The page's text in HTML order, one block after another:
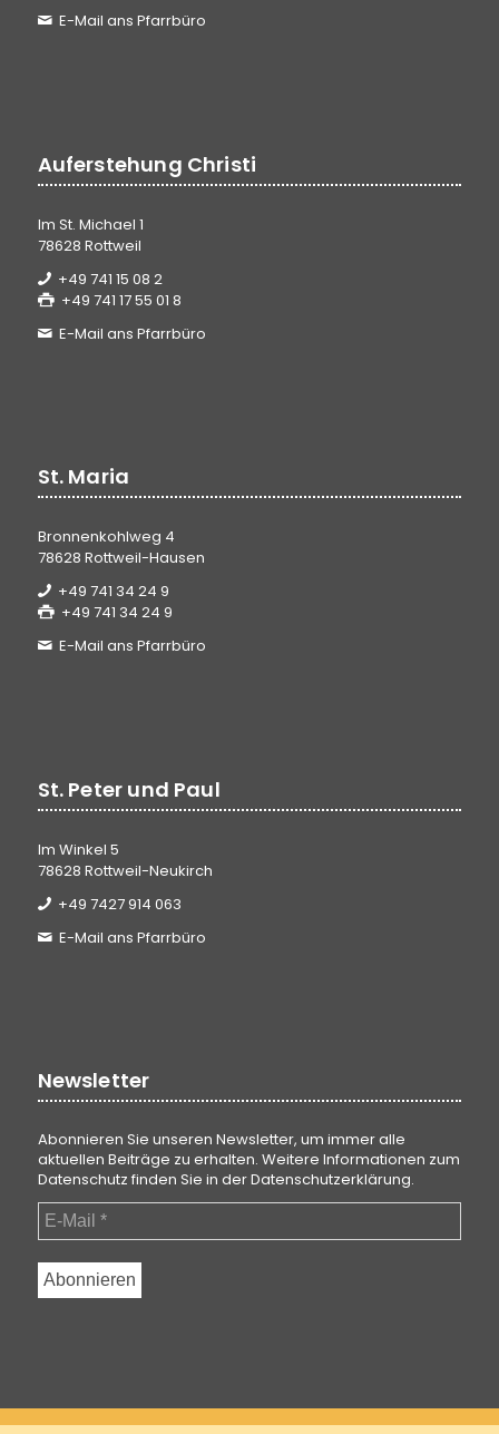
E-Mail ans Pfarrbüro
Auferstehung Christi
Im St. Michael 1
78628 Rottweil
+49 741 15 08 2
+49 741 17 55 01 8
E-Mail ans Pfarrbüro
St. Maria
Bronnenkohlweg 4
78628 Rottweil-Hausen
+49 741 34 24 9
+49 741 34 24 9
E-Mail ans Pfarrbüro
St. Peter und Paul
Im Winkel 5
78628 Rottweil-Neukirch
+49 7427 914 063
E-Mail ans Pfarrbüro
Newsletter
Abonnieren Sie unseren Newsletter, um immer alle
aktuellen Beiträge zu erhalten. Weitere Informationen zum
Datenschutz finden Sie in derDatenschutzerklärung.